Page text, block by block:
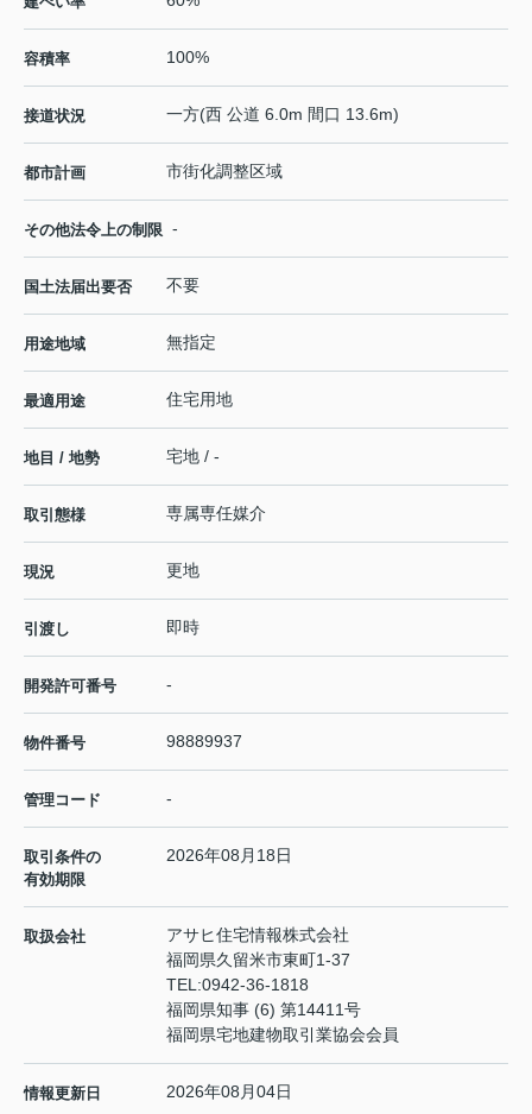
容積率 100%
接道状況 一方(西 公道 6.0m 間口 13.6m)
都市計画 市街化調整区域
その他法令上の制限 -
国土法届出要否 不要
用途地域 無指定
最適用途 住宅用地
地目 / 地勢 宅地 / -
取引態様 専属専任媒介
現況 更地
引渡し 即時
開発許可番号 -
物件番号 98889937
管理コード -
取引条件の
有効期限
2026年08月18日
取扱会社
アサヒ住宅情報株式会社
福岡県久留米市東町1-37
TEL:0942-36-1818
福岡県知事 (6) 第14411号
福岡県宅地建物取引業協会会員
情報更新日 2026年08月04日